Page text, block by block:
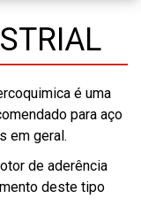
é uma
para aço
em geral.
de aderência
deste tipo